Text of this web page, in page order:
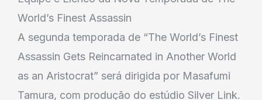
World’s Finest Assassin
A segunda temporada de “The World’s Finest
Assassin Gets Reincarnated in Another World
as an Aristocrat” será dirigida por Masafumi
Tamura, com produção do estúdio Silver Link.